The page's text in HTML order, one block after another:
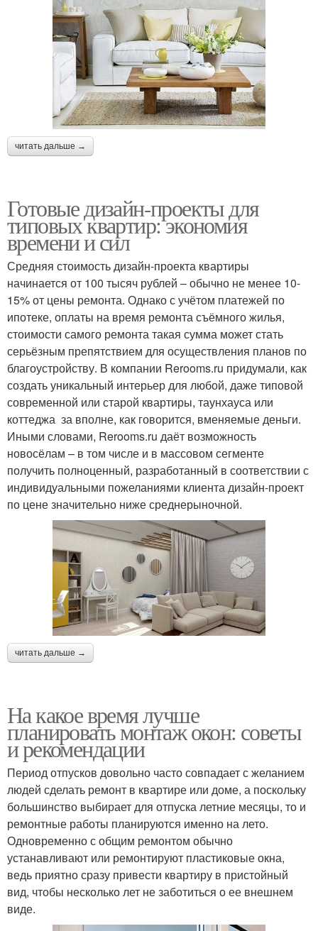
читать дальше →
Готовые дизайн-проекты для
типовых квартир: экономия
времени и сил
Средняя стоимость дизайн-проекта квартиры
начинается от 100 тысяч рублей – обычно не менее 10-
15% от цены ремонта. Однако с учётом платежей по
ипотеке, оплаты на время ремонта съёмного жилья,
стоимости самого ремонта такая сумма может стать
серьёзным препятствием для осуществления планов по
благоустройству. В компании Rerooms.ru придумали, как
создать уникальный интерьер для любой, даже типовой
современной или старой квартиры, таунхауса или
коттеджа за вполне, как говорится, вменяемые деньги.
Иными словами, Rerooms.ru даёт возможность
новосёлам – в том числе и в массовом сегменте
получить полноценный, разработанный в соответствии с
индивидуальными пожеланиями клиента дизайн-проект
по цене значительно ниже среднерыночной.
читать дальше →
На какое время лучше
планировать монтаж окон: советы
и рекомендации
Период отпусков довольно часто совпадает с желанием
людей сделать ремонт в квартире или доме, а поскольку
большинство выбирает для отпуска летние месяцы, то и
ремонтные работы планируются именно на лето.
Одновременно с общим ремонтом обычно
устанавливают или ремонтируют пластиковые окна,
ведь приятно сразу привести квартиру в пристойный
вид, чтобы несколько лет не заботиться о ее внешнем
виде.